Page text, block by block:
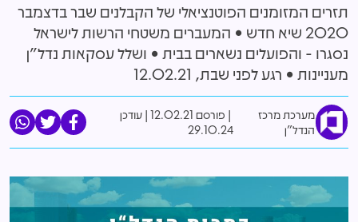
תזרים המזומנים הפוטנציאלי של הקבלנים שבר בדצמבר
2020 שיא חדש • המעברים משטחי הרשות לישראל
נסגרו - והפועלים נשארים בבית • ושלל עסקאות נדל"ן
מעניינות • רגע לפני שבת, 12.02.21
מערכת מרכז
הנדל"ן
פורסם 12.02.21 |עודכן
29.10.24